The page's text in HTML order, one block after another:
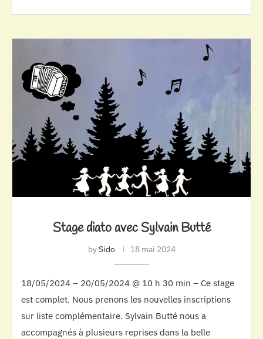
Stage diato avec Sylvain Butté
bySido 18 mai 2024
18/05/2024 – 20/05/2024 @ 10 h 30 min – Ce stage
est complet. Nous prenons les nouvelles inscriptions
sur liste complémentaire. Sylvain Butté nous a
accompagnés à plusieurs reprises dans la belle